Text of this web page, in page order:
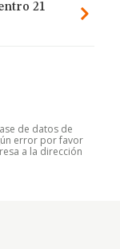
21
de datos de
error por favor
a la dirección